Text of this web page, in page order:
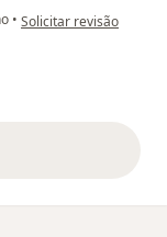
• na opinião do utilizador
Solicitar revisão